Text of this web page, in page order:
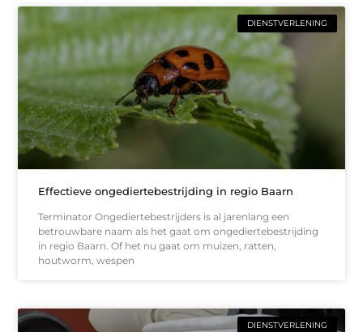
DIENSTVERLENING
Effectieve ongediertebestrijding in regio Baarn
Terminator Ongediertebestrijders is al jarenlang een
betrouwbare naam als het gaat om ongediertebestrijding
in regio Baarn. Of het nu gaat om muizen, ratten,
houtworm, wespen
DIENSTVERLENING